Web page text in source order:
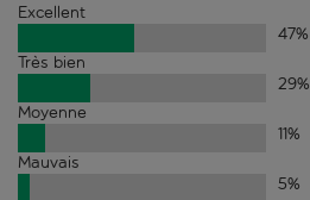
Excellent
47%
Très bien
29%
Moyenne
11%
Mauvais
5%